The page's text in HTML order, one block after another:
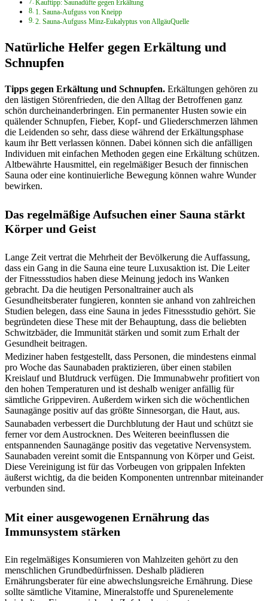
Kauftipp: Saunadüfte gegen Erkältung
1. Sauna-Aufguss von Kneipp
2. Sauna-Aufguss Minz-Eukalyptus von AllgäuQuelle
Natürliche Helfer gegen Erkältung und
Schnupfen
Tipps gegen Erkältung und Schnupfen. Erkältungen gehören zu
den lästigen Störenfrieden, die den Alltag der Betroffenen ganz
schön durcheinanderbringen. Ein permanenter Husten sowie ein
quälender Schnupfen, Fieber, Kopf- und Gliederschmerzen lähmen
die Leidenden so sehr, dass diese während der Erkältungsphase
kaum ihr Bett verlassen können. Dabei können sich die anfälligen
Individuen mit einfachen Methoden gegen eine Erkältung schützen.
Altbewährte Hausmittel, ein regelmäßiger Besuch der finnischen
Sauna oder eine kontinuierliche Bewegung können wahre Wunder
bewirken.
Das regelmäßige Aufsuchen einer Sauna stärkt
Körper und Geist
Lange Zeit vertrat die Mehrheit der Bevölkerung die Auffassung,
dass ein Gang in die Sauna eine teure Luxusaktion ist. Die Leiter
der Fitnessstudios haben diese Meinung jedoch ins Wanken
gebracht. Da die heutigen Personaltrainer auch als
Gesundheitsberater fungieren, konnten sie anhand von zahlreichen
Studien belegen, dass eine Sauna in jedes Fitnessstudio gehört. Sie
begründeten diese These mit der Behauptung, dass die beliebten
Schwitzbäder, die Immunität stärken und somit zum Erhalt der
Gesundheit beitragen.
Mediziner haben festgestellt, dass Personen, die mindestens einmal
pro Woche das Saunabaden praktizieren, über einen stabilen
Kreislauf und Blutdruck verfügen. Die Immunabwehr profitiert von
den hohen Temperaturen und ist deshalb weniger anfällig für
sämtliche Grippeviren. Außerdem wirken sich die wöchentlichen
Saunagänge positiv auf das größte Sinnesorgan, die Haut, aus.
Saunabaden verbessert die Durchblutung der Haut und schützt sie
ferner vor dem Austrocknen. Des Weiteren beeinflussen die
entspannenden Saunagänge positiv das vegetative Nervensystem.
Saunabaden vereint somit die Entspannung von Körper und Geist.
Diese Vereinigung ist für das Vorbeugen von grippalen Infekten
äußerst wichtig, da die beiden Komponenten untrennbar miteinander
verbunden sind.
Mit einer ausgewogenen Ernährung das
Immunsystem stärken
Ein regelmäßiges Konsumieren von Mahlzeiten gehört zu den
menschlichen Grundbedürfnissen. Deshalb plädieren
Ernährungsberater für eine abwechslungsreiche Ernährung. Diese
sollte sämtliche Vitamine, Mineralstoffe und Spurenelemente